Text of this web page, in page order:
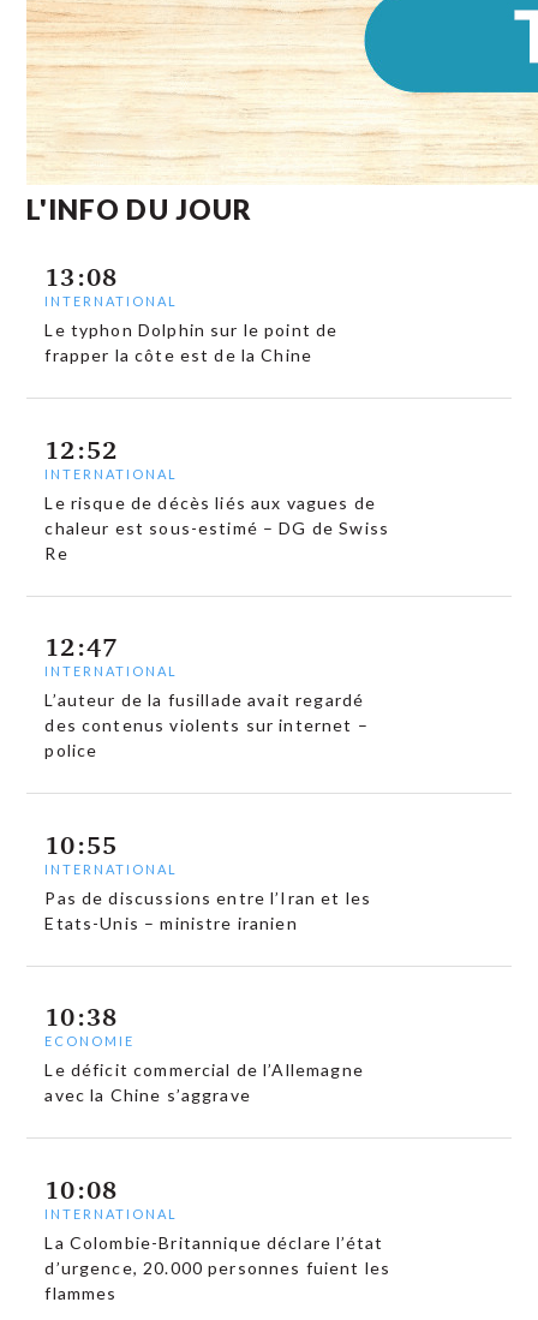
L'INFO DU JOUR
13:08
INTERNATIONAL
Le typhon Dolphin sur le point de
frapper la côte est de la Chine
12:52
INTERNATIONAL
Le risque de décès liés aux vagues de
chaleur est sous-estimé – DG de Swiss
Re
12:47
INTERNATIONAL
L’auteur de la fusillade avait regardé
des contenus violents sur internet –
police
10:55
INTERNATIONAL
Pas de discussions entre l’Iran et les
Etats-Unis – ministre iranien
10:38
ECONOMIE
Le déficit commercial de l’Allemagne
avec la Chine s’aggrave
10:08
INTERNATIONAL
La Colombie-Britannique déclare l’état
d’urgence, 20.000 personnes fuient les
flammes